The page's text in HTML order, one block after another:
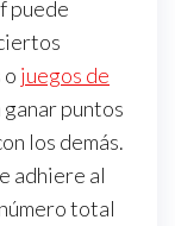
puede
juegos de
puntos
los demás.
adhiere al
total